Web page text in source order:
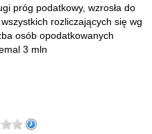
próg podatkowy, wzrosła do
rozliczających się wg
osób opodatkowanych
3 mln